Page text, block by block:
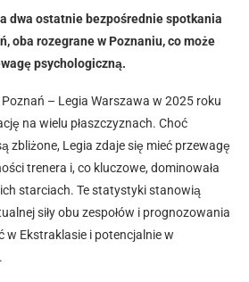
dwa ostatnie bezpośrednie spotkania
oba rozegrane w Poznaniu, co może
psychologiczną.
– Legia Warszawa w 2025 roku
na wielu płaszczyznach. Choć
zbliżone, Legia zdaje się mieć przewagę
trenera i, co kluczowe, dominowała
starciach. Te statystyki stanowią
siły obu zespołów i prognozowania
w Ekstraklasie i potencjalnie w